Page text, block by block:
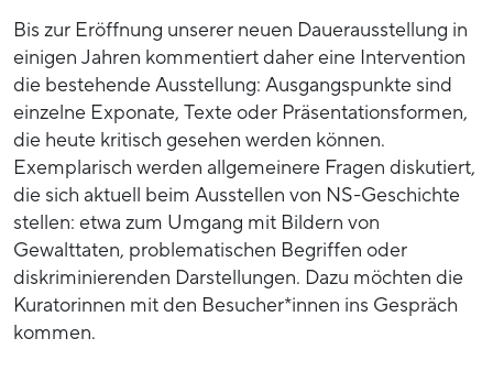
Bis zur Eröffnung unserer neuen Dauerausstellung in
einigen Jahren kommentiert daher eine Intervention
die bestehende Ausstellung: Ausgangspunkte sind
einzelne Exponate, Texte oder Präsentationsformen,
die heute kritisch gesehen werden können.
Exemplarisch werden allgemeinere Fragen diskutiert,
die sich aktuell beim Ausstellen von NS-Geschichte
stellen: etwa zum Umgang mit Bildern von
Gewalttaten, problematischen Begriffen oder
diskriminierenden Darstellungen. Dazu möchten die
Kuratorinnen mit den Besucher*innen ins Gespräch
kommen.